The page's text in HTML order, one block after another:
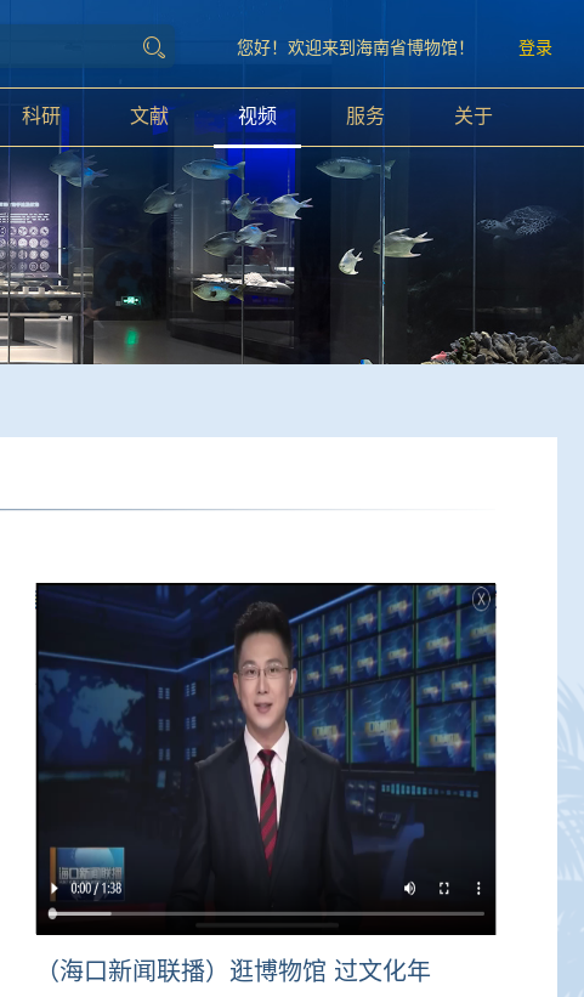
您好！欢迎来到海南省博物馆！ 登录
科研 文献 视频 服务 关于
（海口新闻联播）逛博物馆 过文化年